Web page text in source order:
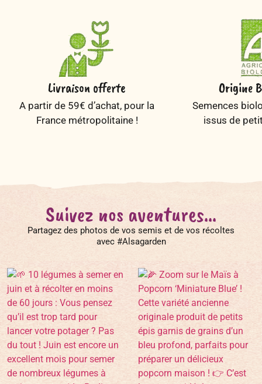
Livraison offerte
A partir de 59€ d’achat, pour la
France métropolitaine !
Origine
Semences
issus de
Suivez nos aventures...
Partagez des photos de vos semis et de vos récoltes
avec #Alsagarden